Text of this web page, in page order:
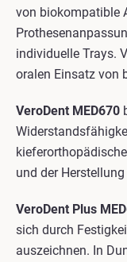
von biokompatible
individuelle Trays.
oralen Einsatz von
VeroDent MED670
und der
VeroDent Plus
sich durch
auszeichnen. In